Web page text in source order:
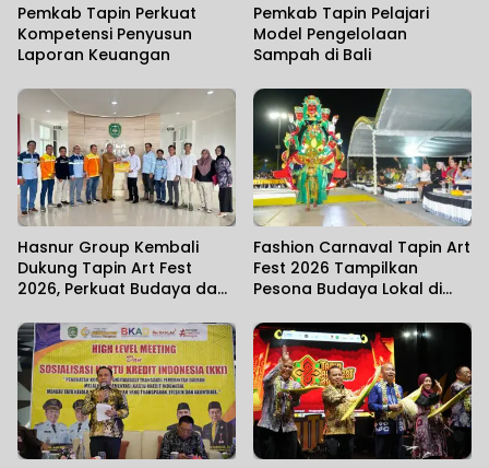
Pemkab Tapin Perkuat
Kompetensi Penyusun
Laporan Keuangan
Pemkab Tapin Pelajari
Model Pengelolaan
Sampah di Bali
Hasnur Group Kembali
Dukung Tapin Art Fest
2026, Perkuat Budaya dan
Fashion Carnaval Tapin Art
Fest 2026 Tampilkan
Pesona Budaya Lokal di